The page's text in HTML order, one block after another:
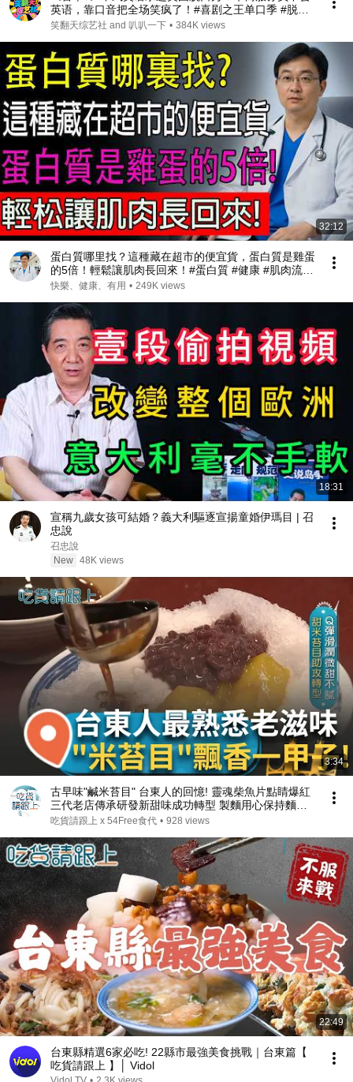
英语，靠口音把全场笑疯了！#喜剧之王单口季 #脱口
秀 #搞笑 #喜剧 #funny #综艺
笑翻天综艺社 and 叭叭一下 • 384K views
32:12
蛋白質哪里找？這種藏在超市的便宜貨，蛋白質是雞蛋
的5倍！輕鬆讓肌肉長回來！#蛋白質 #健康 #肌肉流失
#肌少症
快樂、健康、有用 • 249K views
18:31
宣稱九歲女孩可結婚？義大利驅逐宣揚童婚伊瑪目 | 召
忠說
召忠說
New 48K views
3:34
古早味"鹹米苔目" 台東人的回憶! 靈魂柴魚片點睛爆紅
三代老店傳承研發新甜味成功轉型 製麵用心保持麵體
Q彈配料甜而不膩 懷舊滋味滿足饕客味蕾! ｜【吃貨請
吃貨請跟上 x 54Free食代 • 928 views
22:49
台東縣精選6家必吃! 22縣市最強美食挑戰｜台東篇【
吃貨請跟上 】│ Vidol